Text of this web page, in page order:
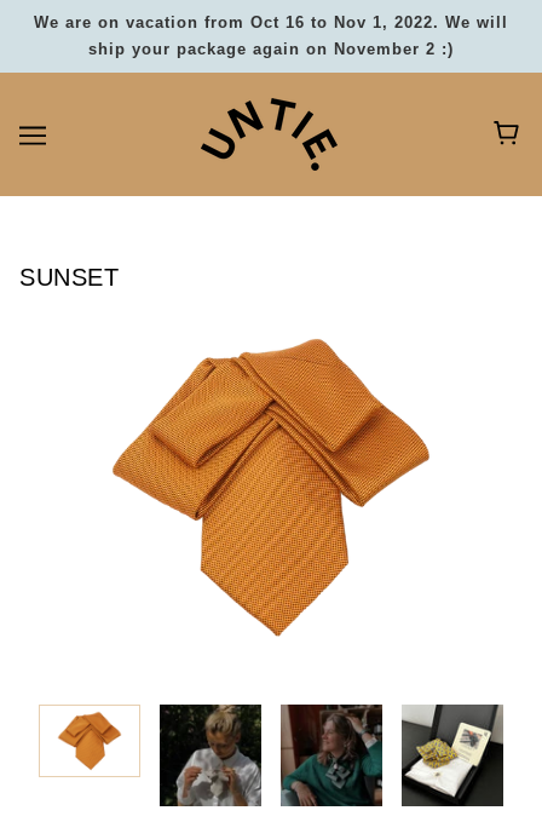
We are on vacation from Oct 16 to Nov 1, 2022. We will
ship your package again on November 2 :)
SUNSET